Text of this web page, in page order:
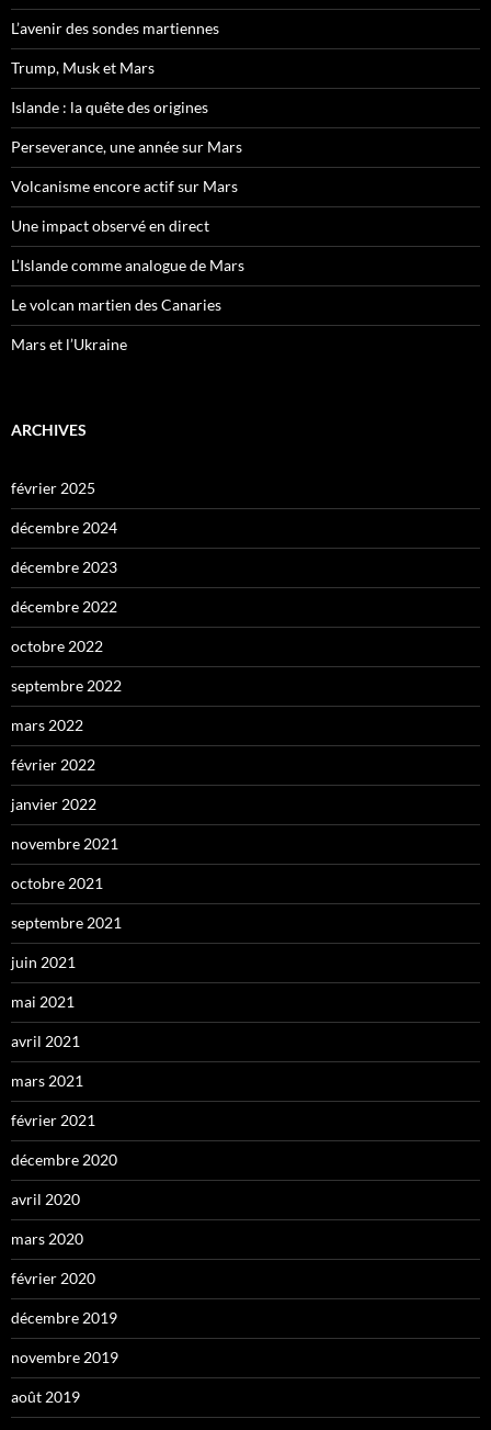
L’avenir des sondes martiennes
Trump, Musk et Mars
Islande : la quête des origines
Perseverance, une année sur Mars
Volcanisme encore actif sur Mars
Une impact observé en direct
L’Islande comme analogue de Mars
Le volcan martien des Canaries
Mars et l’Ukraine
ARCHIVES
février 2025
décembre 2024
décembre 2023
décembre 2022
octobre 2022
septembre 2022
mars 2022
février 2022
janvier 2022
novembre 2021
octobre 2021
septembre 2021
juin 2021
mai 2021
avril 2021
mars 2021
février 2021
décembre 2020
avril 2020
mars 2020
février 2020
décembre 2019
novembre 2019
août 2019